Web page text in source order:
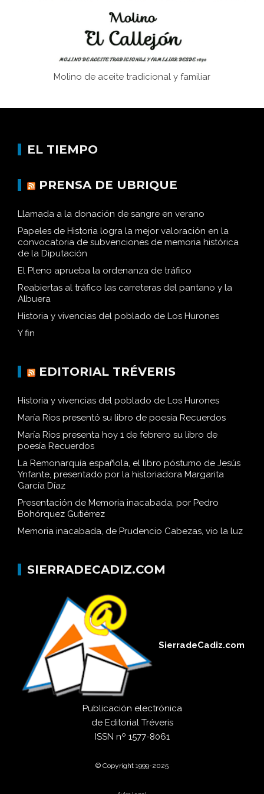
Molino de aceite tradicional y familiar
EL TIEMPO
PRENSA DE UBRIQUE
Llamada a la donación de sangre en verano
Papeles de Historia logra la mejor valoración en la
convocatoria de subvenciones de memoria histórica
de la Diputación
El Pleno aprueba la ordenanza de tráfico
Reabiertas al tráfico las carreteras del pantano y la
Albuera
Historia y vivencias del poblado de Los Hurones
Y fin
EDITORIAL TRÉVERIS
Historia y vivencias del poblado de Los Hurones
María Ríos presentó su libro de poesía Recuerdos
María Ríos presenta hoy 1 de febrero su libro de
poesía Recuerdos
La Remonarquía española, el libro póstumo de Jesús
Ynfante, presentado por la historiadora Margarita
García Díaz
Presentación de Memoria inacabada, por Pedro
Bohórquez Gutiérrez
Memoria inacabada, de Prudencio Cabezas, vio la luz
SIERRADECADIZ.COM
SierradeCadiz.com
Publicación electrónica
de Editorial Tréveris
ISSN nº 1577-8061
© Copyright 1999-2025